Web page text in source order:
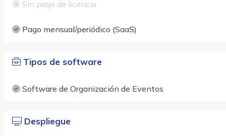
Sin pago de licencia
Pago mensual/periódico (SaaS)
Tipos de software
Software de Organización de Eventos
Despliegue